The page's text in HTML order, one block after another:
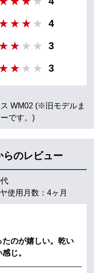
4
3
3
WM02 (※旧モデルま
です。)
らのレビュー
使用月数： 4ヶ月
のが嬉しい。乾い
じ。